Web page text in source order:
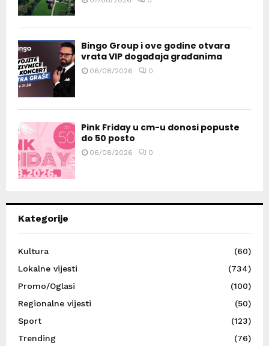
Bingo Group i ove godine otvara
vrata VIP događaja građanima
06/08/2026 0
Pink Friday u cm-u donosi popuste
do 50 posto
06/08/2026 0
Kategorije
Kultura
(60)
Lokalne vijesti
(734)
Promo/Oglasi
(100)
Regionalne vijesti
(50)
Sport
(123)
Trending
(76)